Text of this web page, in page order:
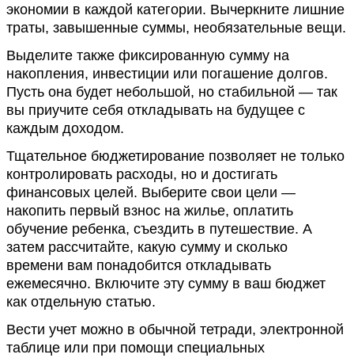
экономии в каждой категории. Вычеркните лишние
траты, завышенные суммы, необязательные вещи.
Выделите также фиксированную сумму на
накопления, инвестиции или погашение долгов.
Пусть она будет небольшой, но стабильной — так
вы приучите себя откладывать на будущее с
каждым доходом.
Тщательное бюджетирование позволяет не только
контролировать расходы, но и достигать
финансовых целей. Выберите свои цели —
накопить первый взнос на жилье, оплатить
обучение ребенка, съездить в путешествие. А
затем рассчитайте, какую сумму и сколько
времени вам понадобится откладывать
ежемесячно. Включите эту сумму в ваш бюджет
как отдельную статью.
Вести учет можно в обычной тетради, электронной
таблице или при помощи специальных